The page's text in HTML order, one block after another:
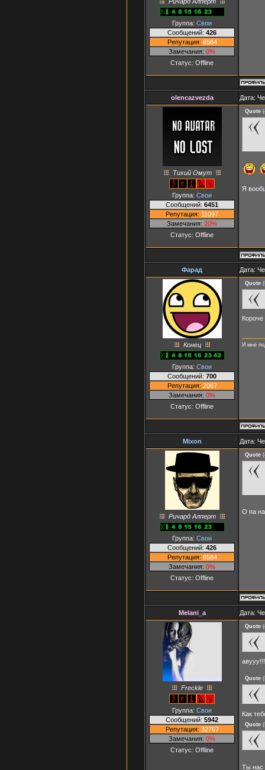
Группа: Свои
Сообщений: 426
Репутация: 6584
Замечания: 0%
Статус: Offline
olencazvezda Дата:
Тихий Омут
Группа: Свои
Сообщений: 6451
Репутация: 11097
Замечания: 20%
Статус: Offline
Quote (
Я
Фарад Дата:
Конец
Группа: Свои
Сообщений: 700
Репутация: 2067
Замечания: 0%
Статус: Offline
Quote (
Короче
И мне
Mixon Дата:
Ричард Алперт
Группа: Свои
Сообщений: 426
Репутация: 6584
Замечания: 0%
Статус: Offline
Quote (
О па
Melani_a Дата:
Freckle
Группа: Свои
Сообщений: 5942
Репутация: 32767
Замечания: 0%
Статус: Offline
Quote (
Quote (
Как
Quote (
Ты нас